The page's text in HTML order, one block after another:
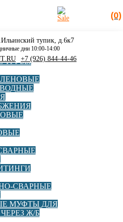
(0)
ТРУБЫ
СВАРНЫЕ
МУФТЫ ДЛЯ
Ж/Б
тупик, д.6к7
дни 10:00-14:00
+7 (926) 844-44-46
под ПЭ бурт
под ПЭ
под ПЭ втулку (бурт) 110